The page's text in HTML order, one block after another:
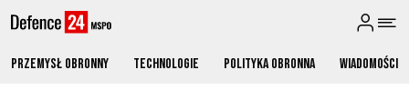
Przemysł obronny Technologie Polityka obronna Wiadomości